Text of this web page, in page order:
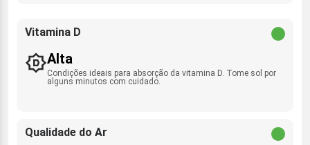
Vitamina D
Alta
Condições ideais para absorção da vitamina D. Tome sol por
alguns minutos com cuidado.
Qualidade do Ar